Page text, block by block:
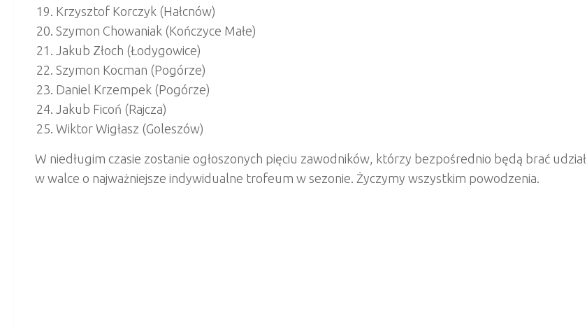
Krzysztof Korczyk (Hałcnów)
Szymon Chowaniak (Kończyce Małe)
Jakub Złoch (Łodygowice)
Szymon Kocman (Pogórze)
Daniel Krzempek (Pogórze)
Jakub Ficoń (Rajcza)
Wiktor Wigłasz (Goleszów)
W niedługim czasie zostanie ogłoszonych pięciu zawodników, którzy bezpośrednio będą brać udział
w walce o najważniejsze indywidualne trofeum w sezonie. Życzymy wszystkim powodzenia.